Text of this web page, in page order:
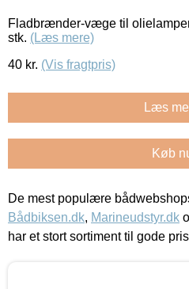
Fladbrænder-væge til
stk. (Læs mere)
40 kr. (Vis fragtpris)
Læs
Køb
De mest populære
Bådbiksen.dk, Marineudstyr.dk
har et stort sortiment til gode